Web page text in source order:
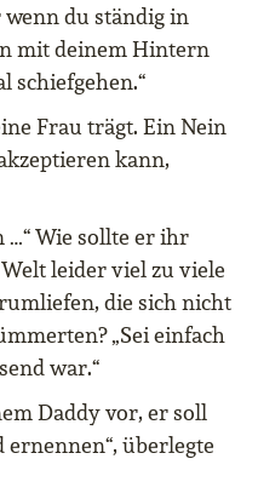
du ständig in
mit deinem Hintern
schiefgehen.“
Frau trägt. Ein Nein
kann,
…“ Wie sollte er ihr
leider viel zu viele
die sich nicht
„Sei einfach
war.“
Daddy vor, er soll
überlegte